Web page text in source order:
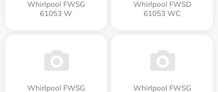
Whirlpool FWSG
61053 W
Whirlpool FWSD
61053 WC
Whirlpool FWSG
Whirlpool FWSG